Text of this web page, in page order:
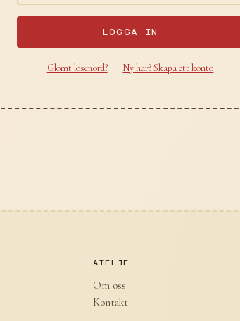
LOGGA IN
Glömt lösenord? · Ny här? Skapa ett konto
ATELJE
Om oss
Kontakt